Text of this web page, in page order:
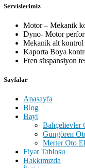
Servislerimiz
Motor – Mekanik
Dyno- Motor
Mekanik alt kontrol
Kaporta Boya
Fren süspansiyon
Sayfalar
Anasayfa
Blog
Bayi
Bahçelievler
Güngören
Merter Oto
Fiyat Tablosu
Hakkımızda